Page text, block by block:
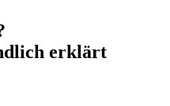
erklärt